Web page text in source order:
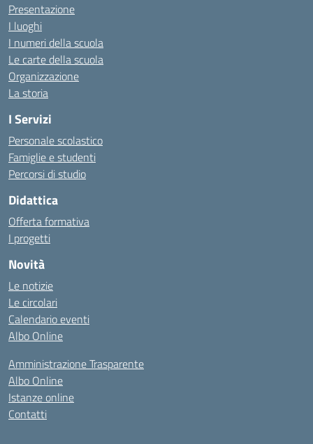
Presentazione
I luoghi
I numeri della scuola
Le carte della scuola
Organizzazione
La storia
I Servizi
Personale scolastico
Famiglie e studenti
Percorsi di studio
Didattica
Offerta formativa
I progetti
Novità
Le notizie
Le circolari
Calendario eventi
Albo Online
Amministrazione Trasparente
Albo Online
Istanze online
Contatti